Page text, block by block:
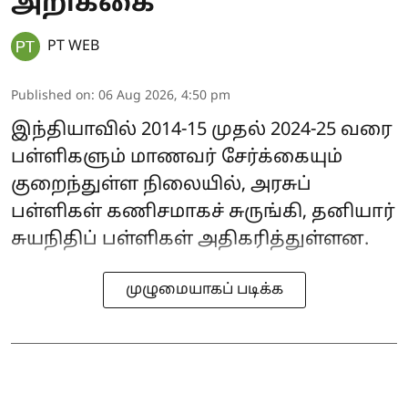
PT WEB
Published on: 06 Aug 2026, 4:50 pm
இந்தியாவில் 2014-15 முதல் 2024-25 வரை
பள்ளிகளும் மாணவர் சேர்க்கையும்
குறைந்துள்ள நிலையில், அரசுப்
பள்ளிகள் கணிசமாகச் சுருங்கி, தனியார்
சுயநிதிப் பள்ளிகள் அதிகரித்துள்ளன.
முழுமையாகப் படிக்க